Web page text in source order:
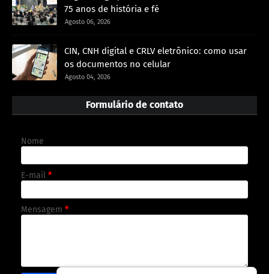
75 anos de história e fé
Agosto 06, 2026
CIN, CNH digital e CRLV eletrônico: como usar
os documentos no celular
Agosto 04, 2026
Formulário de contato
Nome
E-mail *
Mensagem *